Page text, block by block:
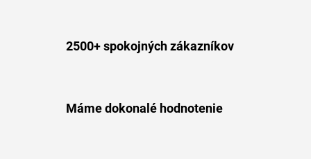
2500+ spokojných zákazníkov
Máme dokonalé hodnotenie